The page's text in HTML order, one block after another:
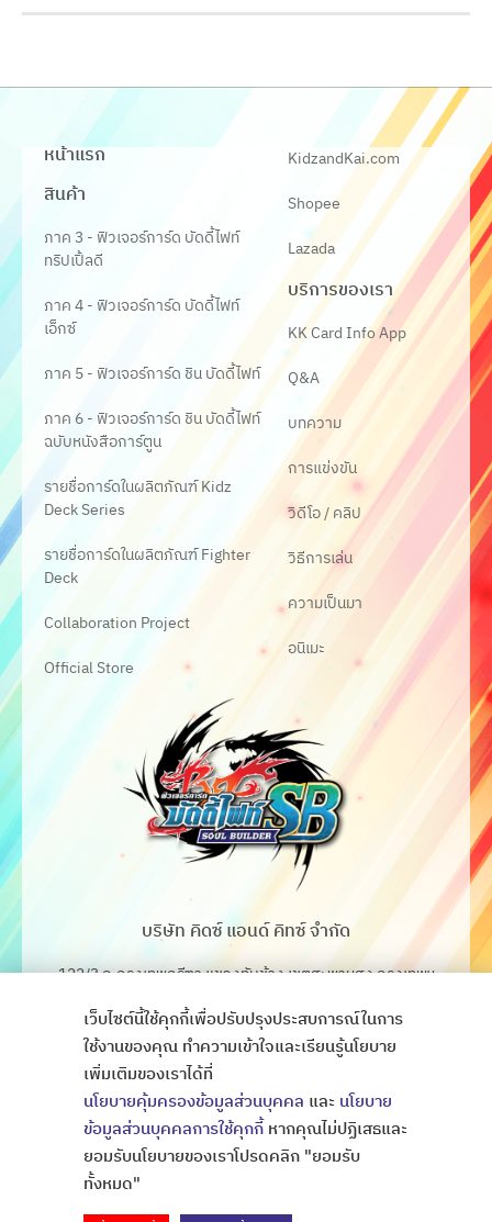
หน้าแรก
สินค้า
ภาค 3 - ฟิวเจอร์การ์ด บัดดี้ไฟท์
ทริปเปิ้ลดี
ภาค 4 - ฟิวเจอร์การ์ด บัดดี้ไฟท์
เอ็กซ์
ภาค 5 - ฟิวเจอร์การ์ด ชิน บัดดี้ไฟท์
ภาค 6 - ฟิวเจอร์การ์ด ชิน บัดดี้ไฟท์
ฉบับหนังสือการ์ตูน
รายชื่อการ์ดในผลิตภัณฑ์ Kidz
Deck Series
รายชื่อการ์ดในผลิตภัณฑ์ Fighter
Deck
Collaboration Project
Official Store
KidzandKai.com
Shopee
Lazada
บริการของเรา
KK Card Info App
Q&A
บทความ
การแข่งขัน
วิดีโอ / คลิป
วิธีการเล่น
ความเป็นมา
อนิเมะ
บริษัท คิดซ์ แอนด์ คิทซ์ จำกัด
122/3 ถ.กรุงเทพกรีฑา แขวงทับช้าง เขตสะพานสูง กรุงเทพฯ
โทร. 02-368-4106-7
Fax. 02-368-4105
Copyright © All Rights Thaibattlespiritsออกแบบเว็บไซต์
เว็บไซต์นี้ใช้คุกกี้เพื่อปรับปรุงประสบการณ์ในการ
ใช้งานของคุณ ทำความเข้าใจและเรียนรู้นโยบาย
เพิ่มเติมของเราได้ที่
นโยบายคุ้มครองข้อมูลส่วนบุคคล และ นโยบาย
ข้อมูลส่วนบุคคลการใช้คุกกี้หากคุณไม่ปฏิเสธและ
ยอมรับนโยบายของเราโปรดคลิก "ยอมรับ
ทั้งหมด"